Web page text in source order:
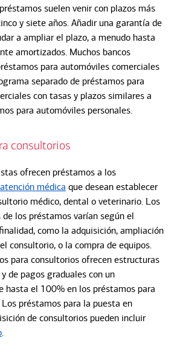
suelen venir con plazos más
y siete años. Añadir una garantía de
a ampliar el plazo, a menudo hasta
amortizados. Muchos bancos
para automóviles comerciales
separado de préstamos para
con tasas y plazos similares a
para automóviles personales.
consultorios
ofrecen préstamos a los
médica que desean establecer
médico, dental o veterinario. Los
los préstamos varían según el
como la adquisición, ampliación
consultorio, o la compra de equipos.
para consultorios ofrecen estructuras
de pagos graduales con un
hasta el 100% en los préstamos para
Los préstamos para la puesta en
de consultorios pueden incluir
.